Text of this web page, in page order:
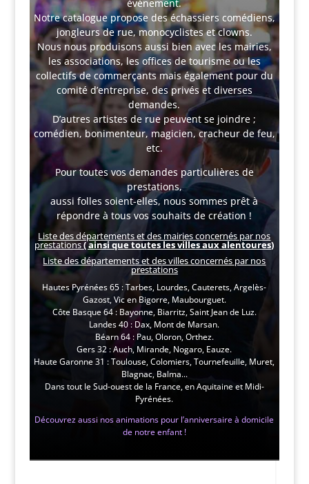
évènement.
Notre catalogue propose des échassiers comédiens,
jongleurs de rue, monocyclistes et clowns.
Nous nous produisons aussi bien avec les mairies,
les associations, les offices de tourisme ou les
collectifs de commerçants mais également pour du
comité d’entreprise, des privés et diverses
demandes.
D’autres artistes de rue peuvent se joindre ;
comédien, bonimenteur, magicien, cracheur de feu,
etc.
Pour toutes vos demandes particulières de
prestations,
aussi folles soient-elles, nous sommes prêt à
répondre à tous vos souhaits de création !
Liste des départements et des mairies concernés par nos
prestations( ainsi que toutes les villes aux alentoures)
Liste des départements et des villes concernés par nos
prestations
Hautes Pyrénées 65 : Tarbes, Lourdes, Cauterets, Argelès-
Gazost, Vic en Bigorre, Maubourguet.
Côte Basque 64 : Bayonne, Biarritz, Saint Jean de Luz.
Landes 40 : Dax, Mont de Marsan.
Béarn 64 : Pau, Oloron, Orthez.
Gers 32 : Auch, Mirande, Nogaro, Eauze.
Haute Garonne 31 : Toulouse, Colomiers, Tournefeuille, Muret,
Blagnac, Balma...
Dans tout le Sud-ouest de la France, en Aquitaine et Midi-
Pyrénées.
Découvrez aussi nos animations pour l’anniversaire à domicile
de notre enfant !